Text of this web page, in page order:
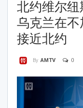
北约维尔
乌克兰在
接近北约
By AMTV 0